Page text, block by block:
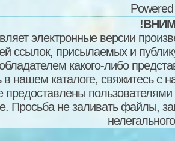
электронные версии
ссылок, присылаемых и
какого-либо
в нашем каталоге, свяжитесь
предоставлены пользователями
Просьба не заливать файлы,